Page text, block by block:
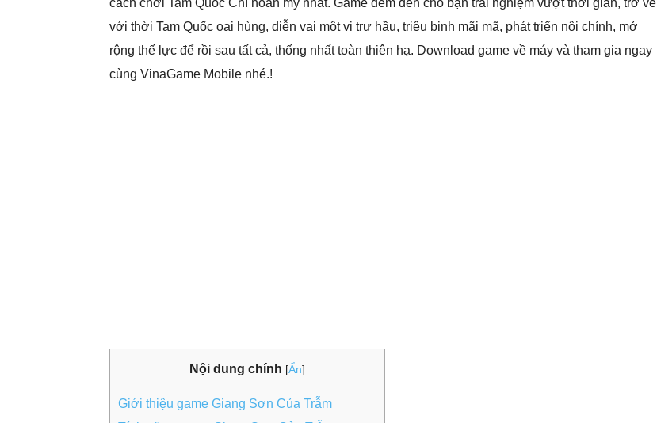
cách chơi Tam Quốc Chí hoàn mỹ nhất. Game đem đến cho bạn trải nghiệm vượt thời gian, trở về
với thời Tam Quốc oai hùng, diễn vai một vị trư hầu, triệu binh mãi mã, phát triển nội chính, mở
rộng thế lực để rồi sau tất cả, thống nhất toàn thiên hạ. Download game về máy và tham gia ngay
cùng VinaGame Mobile nhé.!
Nội dung chính [Ẩn]
Giới thiệu game Giang Sơn Của Trẫm